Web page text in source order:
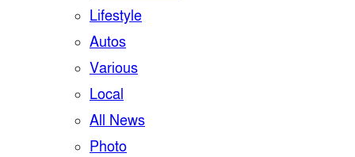
Lifestyle
Autos
Various
Local
All News
Photo